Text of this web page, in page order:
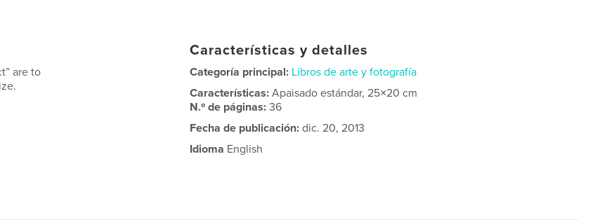
are to
Características y detalles
Categoría principal: Libros de arte y fotografía
Características:Apaisado estándar, 25×20 cm
N.º de páginas:36
Fecha de publicación: dic. 20, 2013
Idioma English